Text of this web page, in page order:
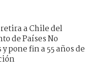
a Chile del
de Países No
pone fin a 55 años de